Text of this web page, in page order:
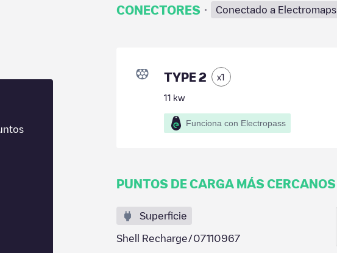
CONECTORES · Conectado a Electromaps
TYPE 2 x1
11 kw
Funciona con Electropass
PUNTOS DE CARGA MÁS CERCANOS
Superficie
Shell Recharge/07110967